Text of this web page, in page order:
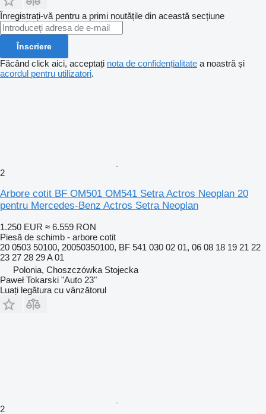
Înregistrați-vă pentru a primi noutățile din această secțiune
Înscriere
Făcând click aici, acceptați nota de confidențialitate a noastră și
acordul pentru utilizatori.
2
Arbore cotit BF OM501 OM541 Setra Actros Neoplan 20
pentru Mercedes-Benz Actros Setra Neoplan
1.250 EUR ≈ 6.559 RON
Piesă de schimb - arbore cotit
20 0503 50100, 20050350100, BF 541 030 02 01, 06 08 18 19 21 22
23 27 28 29 A 01
Polonia, Choszczówka Stojecka
Paweł Tokarski "Auto 23"
Luați legătura cu vânzătorul
2